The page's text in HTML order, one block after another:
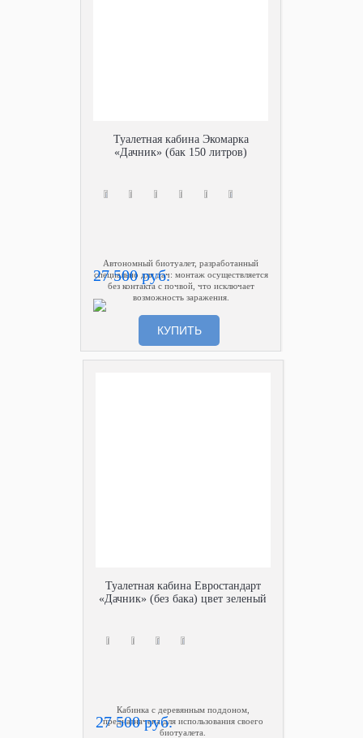
Туалетная кабина Экомарка
«Дачник» (бак 150 литров)
Автономный биотуалет, разработанный
специально для дач: монтаж осуществляется
без контакта с почвой, что исключает
возможность заражения.
27 500 руб.
КУПИТЬ
Туалетная кабина Евростандарт
«Дачник» (без бака) цвет зеленый
Кабинка с деревянным поддоном,
предназначена для использования своего
биотуалета.
27 500 руб.